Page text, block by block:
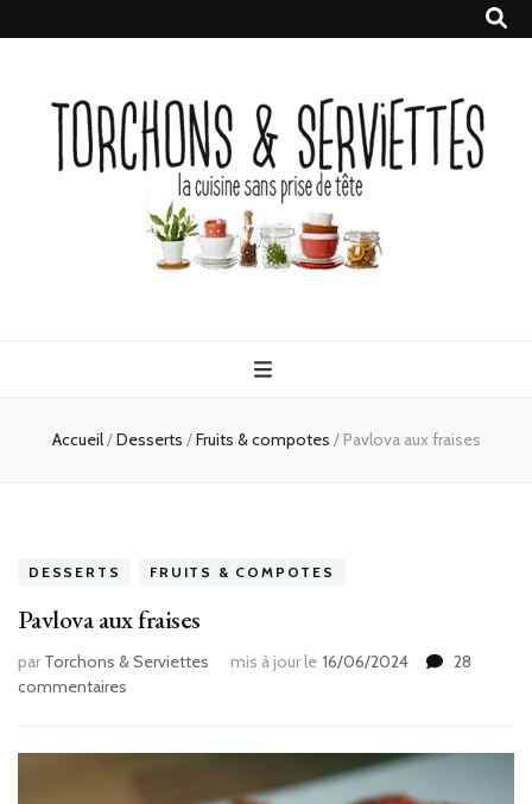
Serviettes
Accueil/Desserts /Fruits & compotes / Pavlova aux fraises
DESSERTS FRUITS & COMPOTES
Pavlova aux fraises
par Torchons & Serviettes mis à jour le 16/06/2024
28
commentaires
fraises